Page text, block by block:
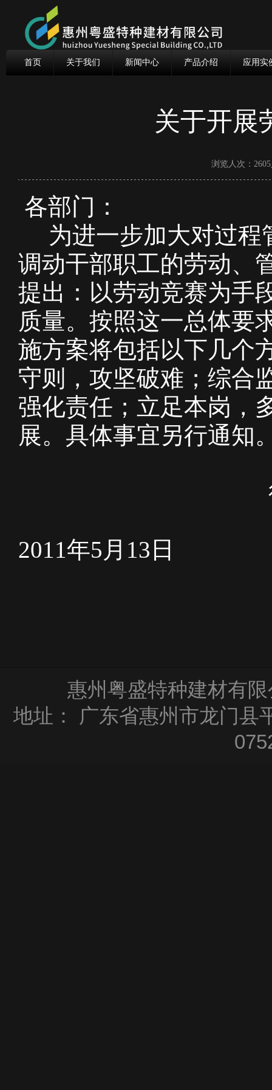
首页 关于我们 新闻中心 产品介绍 应用实
关于开展
浏览人次：
各部门：
为进一步加大对过程
调动干部职工的劳动、
提出：以劳动竞赛为手
质量。按照这一总体要
施方案将包括以下几个
守则，攻坚破难；综合
强化责任；立足本岗，
展。具体事宜另行通知
2011年5
惠州粤盛特种建材有
地址：
广东省惠州市龙门县